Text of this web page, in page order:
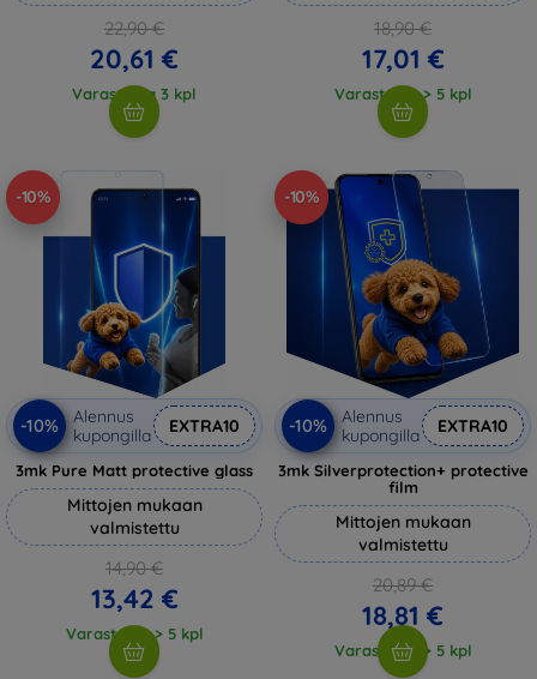
22,90 €
20,61 €
Varastossa 3 kpl
18,90 €
17,01 €
Varastossa > 5 kpl
-10%
-10%
Alennus
kupongilla
EXTRA10
3mk Pure Matt protective glass
Mittojen mukaan
valmistettu
14,90 €
13,42 €
Varastossa > 5 kpl
-10%
-10%
Alennus
kupongilla
EXTRA10
3mk Silverprotection+ protective
film
Mittojen mukaan
valmistettu
20,89 €
18,81 €
Varastossa > 5 kpl